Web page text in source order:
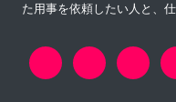
た用事を依頼したい人と、